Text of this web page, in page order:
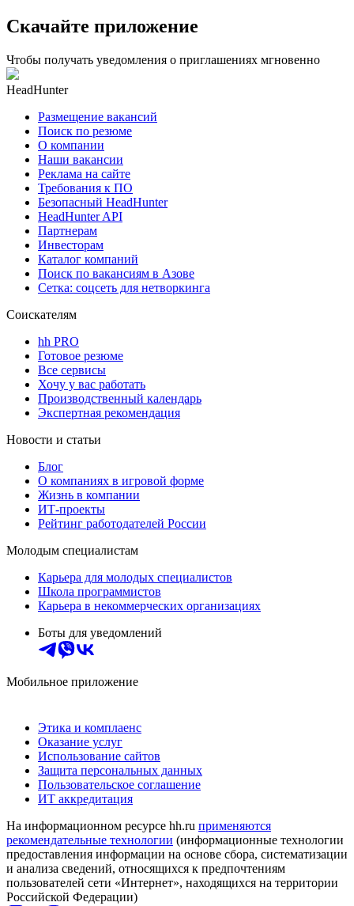
Скачайте приложение
Чтобы получать уведомления о приглашениях мгновенно
HeadHunter
Размещение вакансий
Поиск по резюме
О компании
Наши вакансии
Реклама на сайте
Требования к ПО
Безопасный HeadHunter
HeadHunter API
Партнерам
Инвесторам
Каталог компаний
Поиск по вакансиям в Азове
Сетка: соцсеть для нетворкинга
Соискателям
hh PRO
Готовое резюме
Все сервисы
Хочу у вас работать
Производственный календарь
Экспертная рекомендация
Новости и статьи
Блог
О компаниях в игровой форме
Жизнь в компании
ИТ-проекты
Рейтинг работодателей России
Молодым специалистам
Карьера для молодых специалистов
Школа программистов
Карьера в некоммерческих организациях
Боты для уведомлений
Мобильное приложение
Этика и комплаенс
Оказание услуг
Использование сайтов
Защита персональных данных
Пользовательское соглашение
ИТ аккредитация
На информационном ресурсе hh.ru применяются
рекомендательные технологии (информационные технологии
предоставления информации на основе сбора, систематизации
и анализа сведений, относящихся к предпочтениям
пользователей сети «Интернет», находящихся на территории
Российской Федерации)